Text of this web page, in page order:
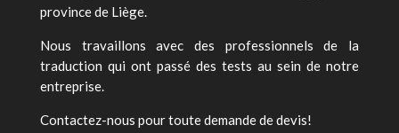
province de Liège.
Nous travaillons avec des professionnels de la
traduction qui ont passé des tests au sein de notre
entreprise.
Contactez-nous pour toute demande de devis!